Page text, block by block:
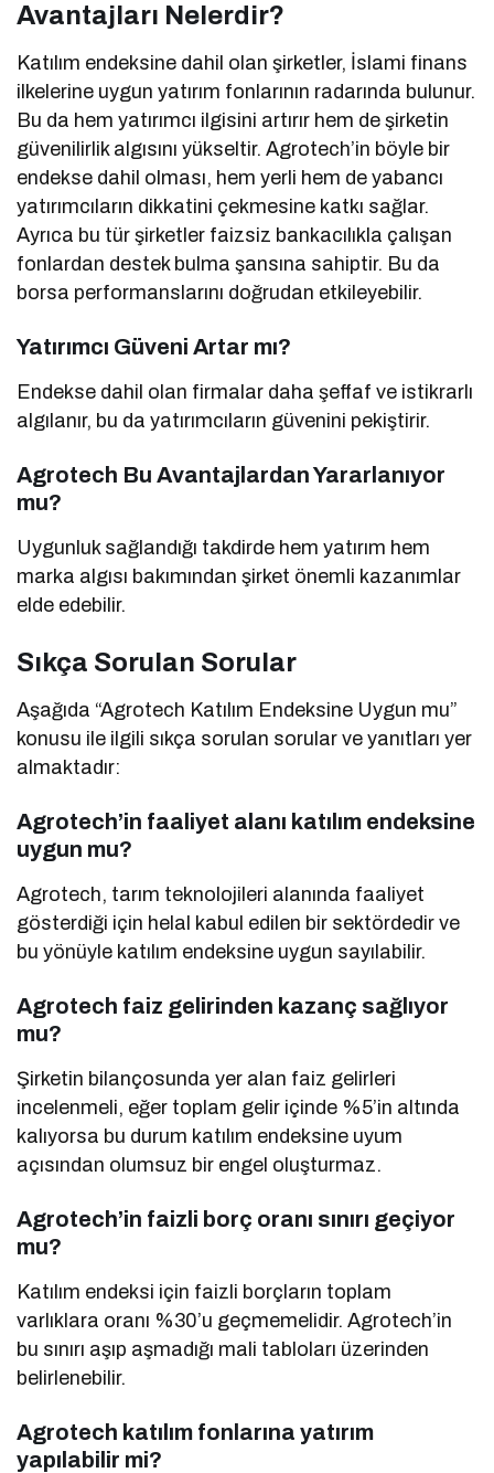
Avantajları Nelerdir?
Katılım endeksine dahil olan şirketler, İslami finans
ilkelerine uygun yatırım fonlarının radarında bulunur.
Bu da hem yatırımcı ilgisini artırır hem de şirketin
güvenilirlik algısını yükseltir. Agrotech’in böyle bir
endekse dahil olması, hem yerli hem de yabancı
yatırımcıların dikkatini çekmesine katkı sağlar.
Ayrıca bu tür şirketler faizsiz bankacılıkla çalışan
fonlardan destek bulma şansına sahiptir. Bu da
borsa performanslarını doğrudan etkileyebilir.
Yatırımcı Güveni Artar mı?
Endekse dahil olan firmalar daha şeffaf ve istikrarlı
algılanır, bu da yatırımcıların güvenini pekiştirir.
Agrotech Bu Avantajlardan Yararlanıyor
mu?
Uygunluk sağlandığı takdirde hem yatırım hem
marka algısı bakımından şirket önemli kazanımlar
elde edebilir.
Sıkça Sorulan Sorular
Aşağıda “Agrotech Katılım Endeksine Uygun mu”
konusu ile ilgili sıkça sorulan sorular ve yanıtları yer
almaktadır:
Agrotech’in faaliyet alanı katılım endeksine
uygun mu?
Agrotech, tarım teknolojileri alanında faaliyet
gösterdiği için helal kabul edilen bir sektördedir ve
bu yönüyle katılım endeksine uygun sayılabilir.
Agrotech faiz gelirinden kazanç sağlıyor
mu?
Şirketin bilançosunda yer alan faiz gelirleri
incelenmeli, eğer toplam gelir içinde %5’in altında
kalıyorsa bu durum katılım endeksine uyum
açısından olumsuz bir engel oluşturmaz.
Agrotech’in faizli borç oranı sınırı geçiyor
mu?
Katılım endeksi için faizli borçların toplam
varlıklara oranı %30’u geçmemelidir. Agrotech’in
bu sınırı aşıp aşmadığı mali tabloları üzerinden
belirlenebilir.
Agrotech katılım fonlarına yatırım
yapılabilir mi?